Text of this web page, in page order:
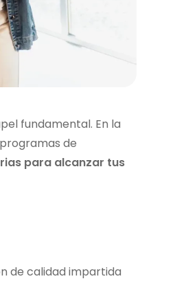
fundamental. En la
de
para alcanzar tus
de calidad impartida